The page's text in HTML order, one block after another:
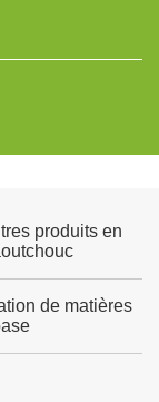
produits en
de matières